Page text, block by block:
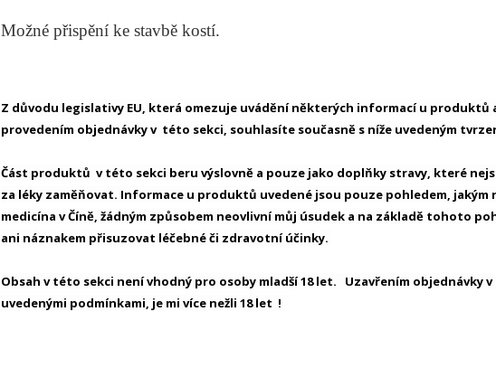
Možné přispění ke stavbě kostí.
Z důvodu legislativy EU, která omezuje uvádění některých informací u
provedením objednávky v této sekci, souhlasíte současně s níže uvedeným
Část produktů v této sekci beru výslovně a pouze jako doplňky stravy, které
za léky zaměňovat. Informace u produktů uvedené jsou pouze pohledem, jakým
medicína v Číně, žádným způsobem neovlivní můj úsudek a na základě tohoto
ani náznakem přisuzovat léčebné či zdravotní účinky.
Obsah v této sekci není vhodný pro osoby mladší 18 let. Uzavřením objednávky
uvedenými podmínkami, je mi více nežli 18 let !